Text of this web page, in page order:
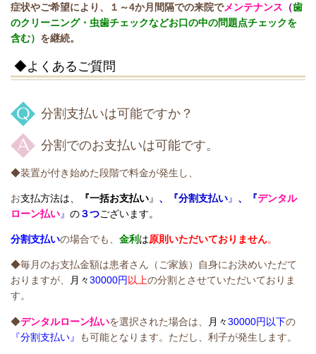
症状やご希望により、１～4か月間隔での来院でメンテナンス （歯
のクリーニング・虫歯チェックなどお口の中の問題点チェックを
含む） を継続。
◆よくあるご質問
分割支払いは可能ですか？
分割でのお支払いは可能です。
◆装置が付き始めた段階で料金が発生し、
お支払方法は、 『一括お支払い』 、『分割支払い』 、『デンタル
ローン払い』 の３つございます。
分割支払いの場合でも、 金利 は原則いただいておりません。
◆毎月のお支払金額は患者さん（ご家族）自身にお決めいただて
おりますが、
月々30000円 以上の分割とさせていただいておりま
す。
◆デンタルローン払いを選択された場合は、 月々30000円以下の
『分割支払い』
も可能となります。ただし、利子が発生します。